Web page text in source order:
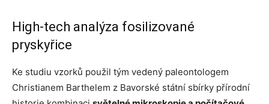
High-tech analýza fosilizované
pryskyřice
Ke studiu vzorků použil tým vedený paleontologem
Christianem Barthelem z Bavorské státní sbírky přírodní